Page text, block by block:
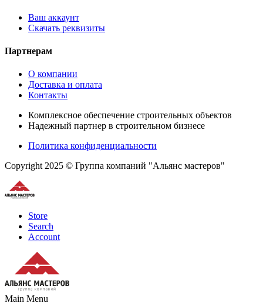
Ваш аккаунт
Скачать реквизиты
Партнерам
О компании
Доставка и оплата
Контакты
Комплексное обеспечение строительных объектов
Надежный партнер в строительном бизнесе
Политика конфиденциальности
Copyright 2025 © Группа компаний "Альянс мастеров"
Store
Search
Account
Main Menu